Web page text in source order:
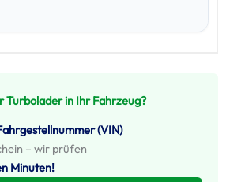
Turbolader in Ihr Fahrzeug?
(VIN)
– wir prüfen
Minuten!